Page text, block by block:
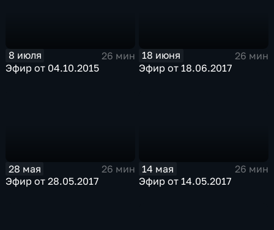
8 июля
26 мин
Эфир от 04.10.2015
18 июня
26 мин
Эфир от 18.06.2017
28 мая
26 мин
Эфир от 28.05.2017
14 мая
26 мин
Эфир от 14.05.2017